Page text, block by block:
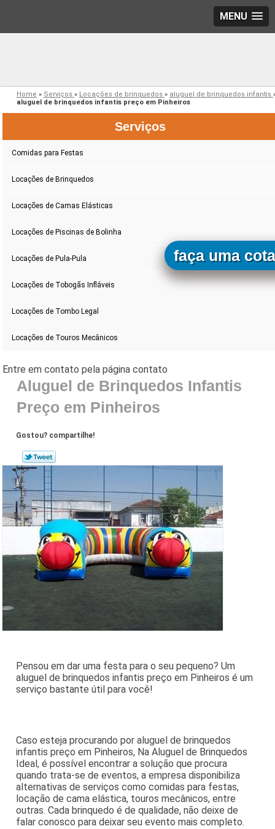
MENU
Home » Serviços » Locações de brinquedos » aluguel de brinquedos infantis
aluguel de brinquedos infantis preço em Pinheiros
Serviços
Comidas para Festas
Locações de Brinquedos
Locações de Camas Elásticas
Locações de Piscinas de Bolinha
Locações de Pula-Pula
Locações de Tobogãs Infláveis
Locações de Tombo Legal
Locações de Touros Mecânicos
Aluguel de Brinquedos Infantis
Preço em Pinheiros
Gostou? compartilhe!
Pensou em dar uma festa para o seu pequeno? Um
aluguel de brinquedos infantis preço em Pinheiros é um
serviço bastante útil para você!
Caso esteja procurando por aluguel de brinquedos
infantis preço em Pinheiros, Na Aluguel de Brinquedos
Ideal, é possível encontrar a solução que procura
quando trata-se de eventos, a empresa disponibiliza
alternativas de serviços como comidas para festas,
locação de cama elástica, touros mecânicos, entre
outras. Cada brinquedo é de qualidade, não deixe de
falar conosco para deixar seu evento mais completo.
faça uma